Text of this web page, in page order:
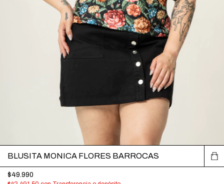
BLUSITA MONICA FLORES BARROCAS
$49.990